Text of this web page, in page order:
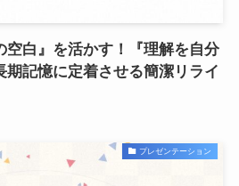
空白』を活かす！『理解を自分
期記憶に定着させる簡潔リライ
プレゼンテーション